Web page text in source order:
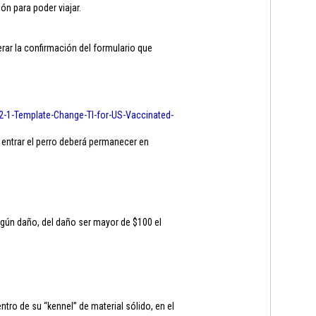
para poder viajar.
la confirmación del formulario que
1-Template-Change-TI-for-US-Vaccinated-
el perro deberá permanecer en
daño, del daño ser mayor de $100 el
de su “kennel” de material sólido, en el